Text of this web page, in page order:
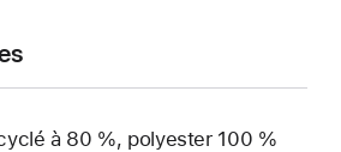
à 80 %, polyester 100 %